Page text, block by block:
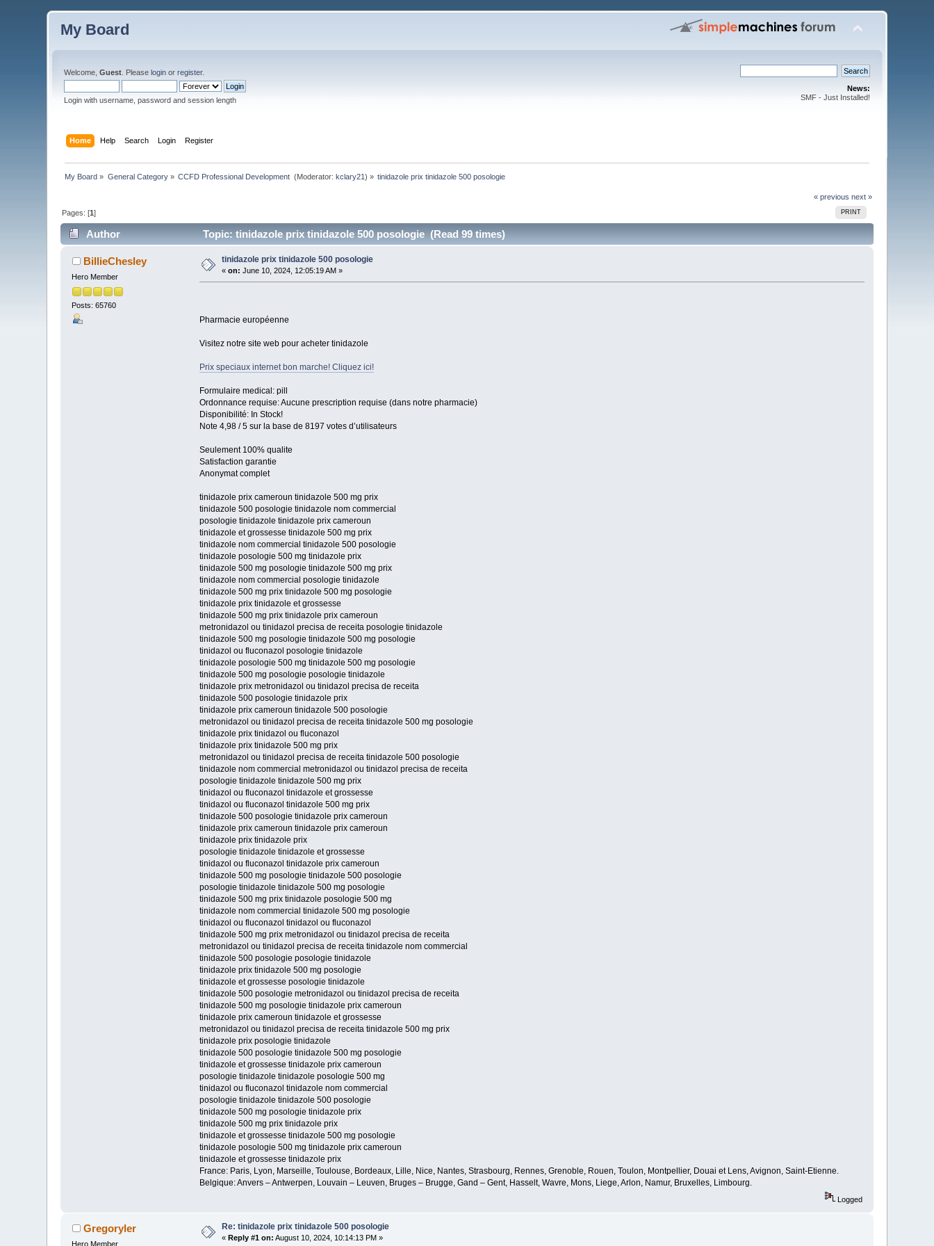
My Board
Welcome,Guest . Pleaselogin orregister.
Login with username, password and session length
News:
SMF - Just Installed!
Home Help Search Login Register
My Board » General Category» CCFD Professional Development (Moderator:kclary21) » tinidazole prix tinidazole 500 posologie
« previous next »
PRINT
Pages: [1]
Author Topic: tinidazole prix tinidazole 500 posologie (Read 99 times)
BillieChesley
Hero Member
Posts: 65760
tinidazole prix tinidazole 500 posologie
«on: June 10, 2024, 12:05:19 AM »
Pharmacie européenne
Visitez notre site web pour acheter tinidazole
Prix speciaux internet bon marche! Cliquez ici!
Formulaire medical: pill
Ordonnance requise: Aucune prescription requise (dans notre pharmacie)
Disponibilité: In Stock!
Note 4,98 / 5 sur la base de 8197 votes d’utilisateurs
Seulement 100% qualite
Satisfaction garantie
Anonymat complet
tinidazole prix cameroun tinidazole 500 mg prix
tinidazole 500 posologie tinidazole nom commercial
posologie tinidazole tinidazole prix cameroun
tinidazole et grossesse tinidazole 500 mg prix
tinidazole nom commercial tinidazole 500 posologie
tinidazole posologie 500 mg tinidazole prix
tinidazole 500 mg posologie tinidazole 500 mg prix
tinidazole nom commercial posologie tinidazole
tinidazole 500 mg prix tinidazole 500 mg posologie
tinidazole prix tinidazole et grossesse
tinidazole 500 mg prix tinidazole prix cameroun
metronidazol ou tinidazol precisa de receita posologie tinidazole
tinidazole 500 mg posologie tinidazole 500 mg posologie
tinidazol ou fluconazol posologie tinidazole
tinidazole posologie 500 mg tinidazole 500 mg posologie
tinidazole 500 mg posologie posologie tinidazole
tinidazole prix metronidazol ou tinidazol precisa de receita
tinidazole 500 posologie tinidazole prix
tinidazole prix cameroun tinidazole 500 posologie
metronidazol ou tinidazol precisa de receita tinidazole 500 mg posologie
tinidazole prix tinidazol ou fluconazol
tinidazole prix tinidazole 500 mg prix
metronidazol ou tinidazol precisa de receita tinidazole 500 posologie
tinidazole nom commercial metronidazol ou tinidazol precisa de receita
posologie tinidazole tinidazole 500 mg prix
tinidazol ou fluconazol tinidazole et grossesse
tinidazol ou fluconazol tinidazole 500 mg prix
tinidazole 500 posologie tinidazole prix cameroun
tinidazole prix cameroun tinidazole prix cameroun
tinidazole prix tinidazole prix
posologie tinidazole tinidazole et grossesse
tinidazol ou fluconazol tinidazole prix cameroun
tinidazole 500 mg posologie tinidazole 500 posologie
posologie tinidazole tinidazole 500 mg posologie
tinidazole 500 mg prix tinidazole posologie 500 mg
tinidazole nom commercial tinidazole 500 mg posologie
tinidazol ou fluconazol tinidazol ou fluconazol
tinidazole 500 mg prix metronidazol ou tinidazol precisa de receita
metronidazol ou tinidazol precisa de receita tinidazole nom commercial
tinidazole 500 posologie posologie tinidazole
tinidazole prix tinidazole 500 mg posologie
tinidazole et grossesse posologie tinidazole
tinidazole 500 posologie metronidazol ou tinidazol precisa de receita
tinidazole 500 mg posologie tinidazole prix cameroun
tinidazole prix cameroun tinidazole et grossesse
metronidazol ou tinidazol precisa de receita tinidazole 500 mg prix
tinidazole prix posologie tinidazole
tinidazole 500 posologie tinidazole 500 mg posologie
tinidazole et grossesse tinidazole prix cameroun
posologie tinidazole tinidazole posologie 500 mg
tinidazol ou fluconazol tinidazole nom commercial
posologie tinidazole tinidazole 500 posologie
tinidazole 500 mg posologie tinidazole prix
tinidazole 500 mg prix tinidazole prix
tinidazole et grossesse tinidazole 500 mg posologie
tinidazole posologie 500 mg tinidazole prix cameroun
tinidazole et grossesse tinidazole prix
France: Paris, Lyon, Marseille, Toulouse, Bordeaux, Lille, Nice, Nantes, Strasbourg, Rennes, Grenoble, Rouen, Toulon, Montpellier, Douai et Lens, Avignon, Saint-Etienne.
Belgique: Anvers – Antwerpen, Louvain – Leuven, Bruges – Brugge, Gand – Gent, Hasselt, Wavre, Mons, Liege, Arlon, Namur, Bruxelles, Limbourg.
Logged
Gregoryler
Hero Member
Re: tinidazole prix tinidazole 500 posologie
« Reply #1 on: August 10, 2024, 10:14:13 PM »